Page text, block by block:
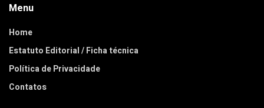
Menu
Home
Estatuto Editorial / Ficha técnica
Política de Privacidade
Contatos